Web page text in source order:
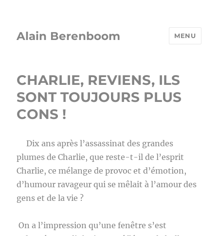
Alain Berenboom MENU
CHARLIE, REVIENS, ILS
SONT TOUJOURS PLUS
CONS !
Dix ans après l’assassinat des grandes
plumes de Charlie, que reste-t-il de l’esprit
Charlie, ce mélange de provoc et d’émotion,
d’humour ravageur qui se mêlait à l’amour des
gens et de la vie ?
On a l’impression qu’une fenêtre s’est